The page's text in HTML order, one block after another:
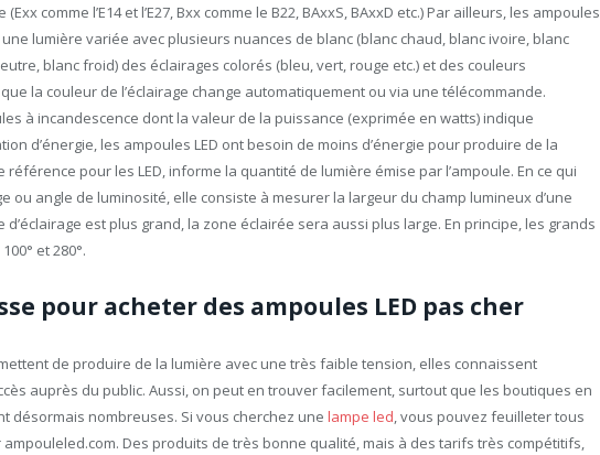
comme l’E14 et l’E27, Bxx comme le B22, BAxxS, BAxxD etc.) Par ailleurs, les ampoules
lumière variée avec plusieurs nuances de blanc (blanc chaud, blanc ivoire, blanc
blanc froid) des éclairages colorés (bleu, vert, rouge etc.) et des couleurs
la couleur de l’éclairage change automatiquement ou via une télécommande.
à incandescence dont la valeur de la puissance (exprimée en watts) indique
d’énergie, les ampoules LED ont besoin de moins d’énergie pour produire de la
référence pour les LED, informe la quantité de lumière émise par l’ampoule. En ce qui
ou angle de luminosité, elle consiste à mesurer la largeur du champ lumineux d’une
d’éclairage est plus grand, la zone éclairée sera aussi plus large. En principe, les grands
et 280°.
pour acheter des ampoules LED pas cher
de produire de la lumière avec une très faible tension, elles connaissent
auprès du public. Aussi, on peut en trouver facilement, surtout que les boutiques en
désormais nombreuses. Si vous cherchez une lampe led, vous pouvez feuilleter tous
Des produits de très bonne qualité, mais à des tarifs très compétitifs,